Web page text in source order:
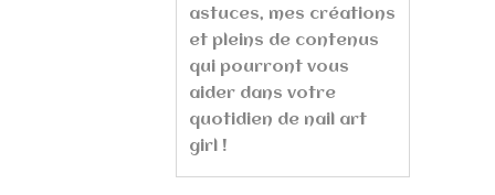
astuces, mes créations
et pleins de contenus
qui pourront vous
aider dans votre
quotidien de nail art
girl !